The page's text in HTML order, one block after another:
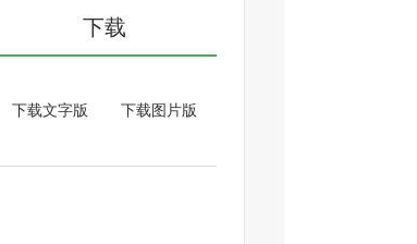
下载
下载文字版 下载图片版